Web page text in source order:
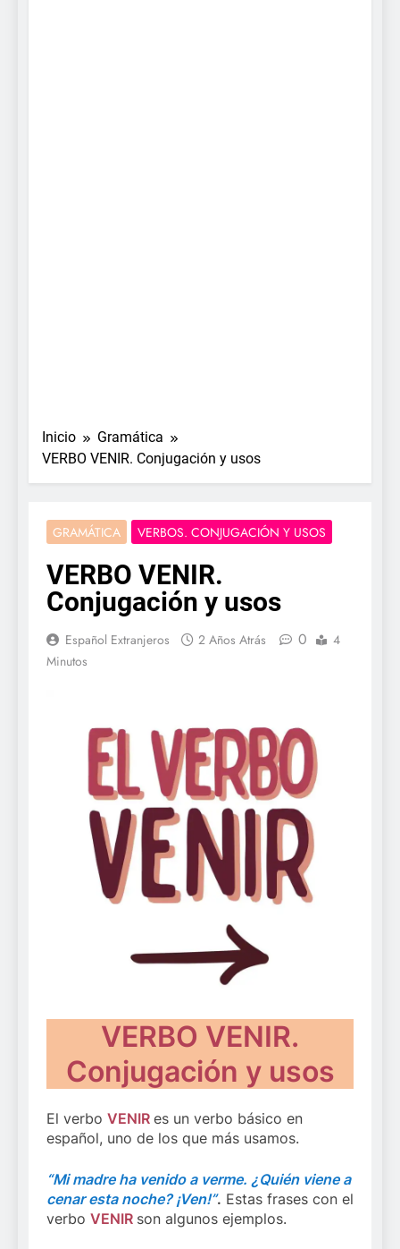
Inicio
Gramática
VERBO VENIR. Conjugación y usos
GRAMÁTICA VERBOS. CONJUGACIÓN Y USOS
VERBO VENIR.
Conjugación y usos
Español Extranjeros 2 Años Atrás 0
4
Minutos
VERBO VENIR.
Conjugación y usos
El verbo VENIR es un verbo básico en
español, uno de los que más usamos.
“Mi madre ha venido a verme. ¿Quién viene a
cenar esta noche? ¡Ven!”. Estas frases con el
verbo VENIR son algunos ejemplos.